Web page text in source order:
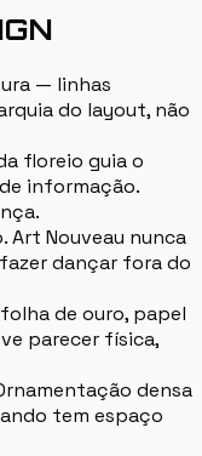
— linhas
do layout, não
floreio guia o
informação.
Art Nouveau nunca
dançar fora do
de ouro, papel
parecer física,
densa
tem espaço